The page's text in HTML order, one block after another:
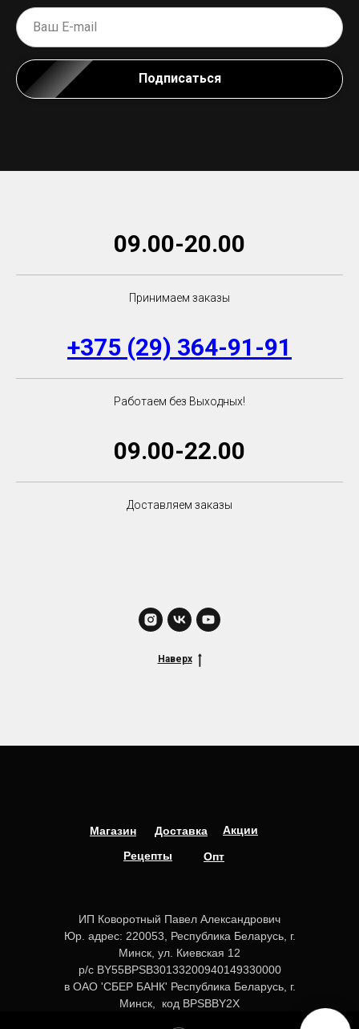
Подписаться
09.00-20.00
Принимаем заказы
+375 (29) 364-91-91
Работаем без Выходных!
09.00-22.00
Доставляем заказы
Наверх
ИП Коворотный Павел Александрович
Юр. адрес: 220053, Республика Беларусь, г.
Минск, ул. Киевская 12
р/с BY55BPSB30133200940149330000
в ОАО 'СБЕР БАНК' Республика Беларусь, г.
Минск, код BPSBBY2X
Магазин Доставка Акции
Опт
Рецепты